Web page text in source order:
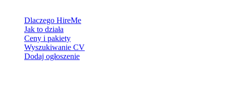
Dlaczego HireMe
Jak to działa
Ceny i pakiety
Wyszukiwanie CV
Dodaj ogłoszenie